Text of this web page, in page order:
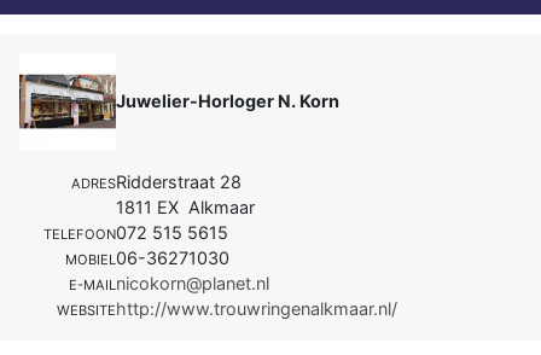
Juwelier-Horloger N. Korn
ADRESRidderstraat 28
1811 EX Alkmaar
TELEFOON072 515 5615
MOBIEL06-36271030
E-MAILnicokorn@planet.nl
WEBSITEhttp://www.trouwringenalkmaar.nl/